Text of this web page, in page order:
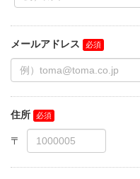
メールアドレス
住所